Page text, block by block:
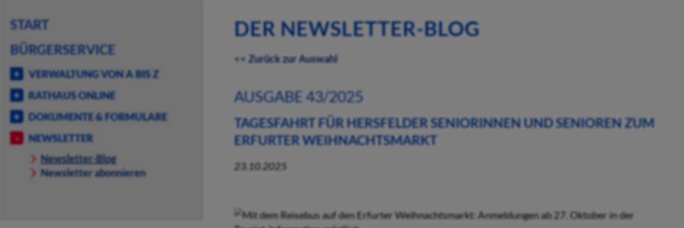
START
BÜRGERSERVICE
VERWALTUNG VON A BIS Z
RATHAUS ONLINE
DOKUMENTE & FORMULARE
NEWSLETTER
Newsletter-Blog
Newsletter abonnieren
DER NEWSLETTER-BLOG
<< Zurück zur Auswahl
AUSGABE 43/2025
TAGESFAHRT FÜR HERSFELDER SENIORINNEN UND SENIOREN ZUM
ERFURTER WEIHNACHTSMARKT
23.10.2025